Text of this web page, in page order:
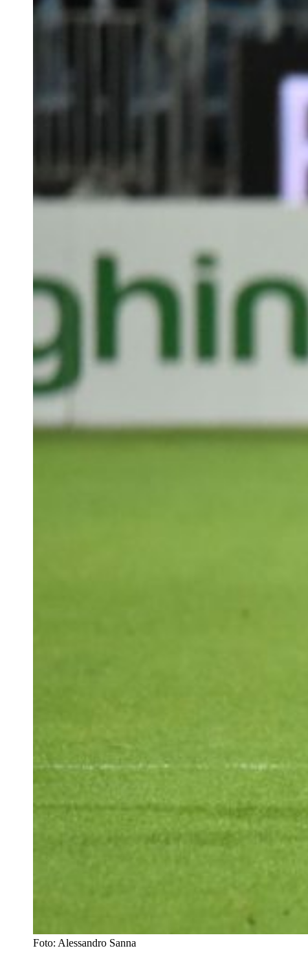
Foto: Alessandro Sanna